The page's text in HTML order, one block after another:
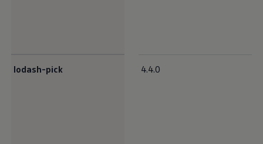
lodash-pick 4.4.0